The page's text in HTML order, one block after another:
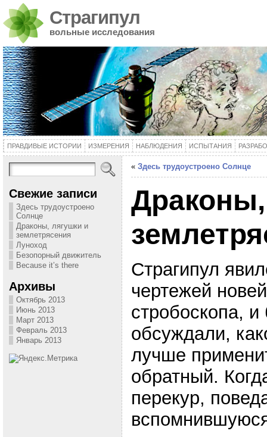
Страгипул
вольные исследования
ПРАВДИВЫЕ ИСТОРИИ ИЗМЕРЕНИЯ НАБЛЮДЕНИЯ ИСПЫТАНИЯ
Свежие записи
Здесь трудоустроено
Солнце
Драконы, лягушки и
землетрясения
Луноход
Безопорный движитель
Because it’s there
Архивы
Октябрь 2013
Июнь 2013
Март 2013
Февраль 2013
Январь 2013
« Здесь трудоустроено Солнце
Страгипул
чертежей
стробоскопа,
обсуждали,
лучше
обратный.
перекур,